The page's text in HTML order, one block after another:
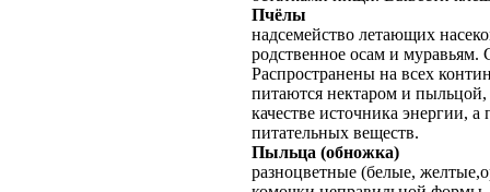
Пчёлы
надсемейство летающих
родственное осам и муравьям.
Распространены на всех
питаются нектаром и пыльцой,
качестве источника энергии,
питательных веществ.
Пыльца (обножка)
разноцветные (белые,